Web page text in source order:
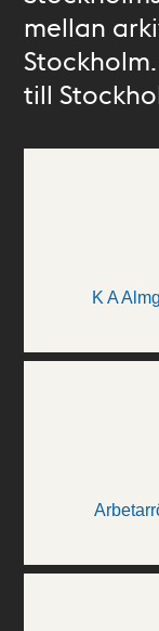
mellan
till
K A